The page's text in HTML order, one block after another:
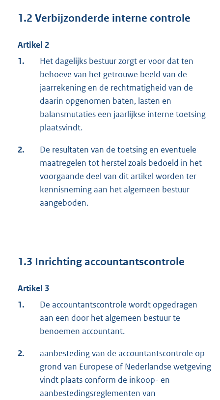
1.2 Verbijzonderde interne controle
Artikel 2
1.
Het dagelijks bestuur zorgt er voor dat ten
behoeve van het getrouwe beeld van de
jaarrekening en de rechtmatigheid van de
daarin opgenomen baten, lasten en
balansmutaties een jaarlijkse interne toetsing
plaatsvindt.
2.
De resultaten van de toetsing en eventuele
maatregelen tot herstel zoals bedoeld in het
voorgaande deel van dit artikel worden ter
kennisneming aan het algemeen bestuur
aangeboden.
1.3 Inrichting accountantscontrole
Artikel 3
1.
De accountantscontrole wordt opgedragen
aan een door het algemeen bestuur te
benoemen accountant.
2.
aanbesteding van de accountantscontrole op
grond van Europese of Nederlandse wetgeving
vindt plaats conform de inkoop- en
aanbestedingsreglementen van